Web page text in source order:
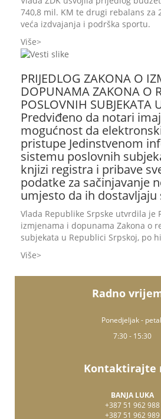
740,8 mil. KM te drugi rebalans za
veća izdvajanja i podrška sportu.
Više
PRIJEDLOG ZAKONA O
DOPUNAMA ZAKONA O
POSLOVNIH SUBJEKATA
Predviđeno da notari
mogućnost da
pristupe Jedinstvenom
sistemu poslovnih
knjizi registra i pribave
podatke za sačinjavanje
umjesto da ih dostavljaju
Vlada Republike Srpske utvrdila je
izmjenama i dopunama Zakona o
subjekata u Republici Srpskoj, po
Više
Radno
Ponedjeljak -
7:30 - 15:30
Kontaktirajte
BANJA LUKA
+387 51 962 988
+387 51 962 989